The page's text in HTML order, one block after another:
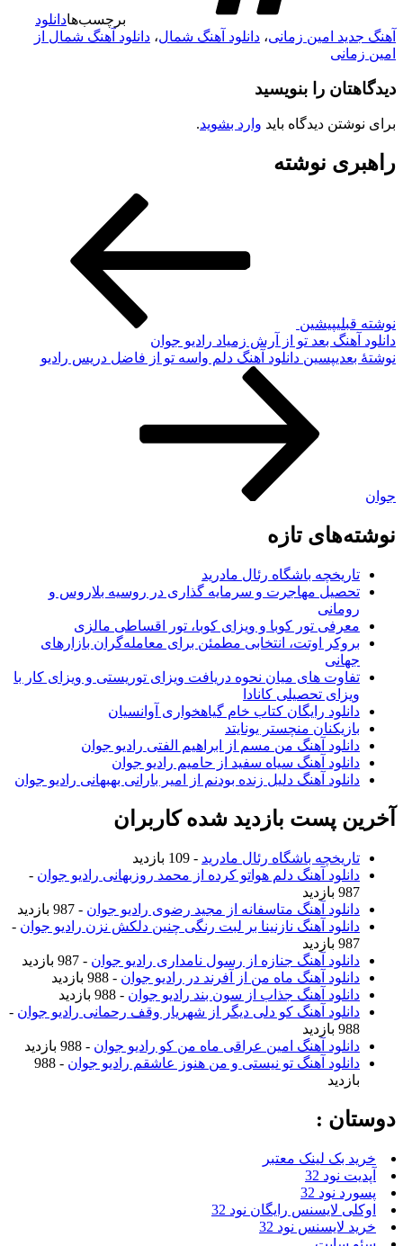
برچسب‌هادانلود
جدید امین زمانی،دانلود آهنگ شمال،دانلود آهنگ شمال از
زمانی
را بنویسید
نوشتن دیدگاه بایدوارد بشوید.
نوشته
قبلیپیشین
آهنگ بعد تو از آرش زمیاد رادیو جوان
بعدیپسین دانلود آهنگ دلم واسه تو از فاضل دریس رادیو
تازه
تاریخچه باشگاه رئال مادرید
تحصیل مهاجرت و سرمایه گذاری در روسیه بلاروس و
رومانی
معرفی تور کوبا و ویزای کوبا، تور اقساطی مالزی
بروکر اوتت، انتخابی مطمئن برای معامله‌گران بازارهای
جهانی
تفاوت های میان نحوه دریافت ویزای توریستی و ویزای کار با
ویزای تحصیلی کانادا
دانلود رایگان کتاب خام گیاهخواری آوانسیان
بازیکنان منچستر یونایتد
دانلود آهنگ من مسم از ابراهیم الفتی رادیو جوان
دانلود آهنگ سیاه سفید از حامیم رادیو جوان
دانلود آهنگ دلیل زنده بودنم از امیر بارانی بهبهانی رادیو جوان
پست بازدید شده کاربران
تاریخچه باشگاه رئال مادرید- 109 بازدید
دانلود آهنگ دلم هواتو کرده از محمد روزبهانی رادیو جوان-
987 بازدید
دانلود آهنگ متاسفانه از مجید رضوی رادیو جوان- 987 بازدید
دانلود آهنگ نازنینا بر لبت رنگی چنین دلکش نزن رادیو جوان-
987 بازدید
دانلود آهنگ جنازه از رسول نامداری رادیو جوان- 987 بازدید
دانلود آهنگ ماه من از آفرند در رادیو جوان- 988 بازدید
دانلود آهنگ جذاب از سون بند رادیو جوان- 988 بازدید
دانلود آهنگ کو دلی دیگر از شهریار وقف رحمانی رادیو جوان-
988 بازدید
دانلود آهنگ امین عراقی ماه من کو رادیو جوان- 988 بازدید
دانلود آهنگ تو نیستی و من هنوز عاشقم رادیو جوان
- 988
بازدید
:
خرید بک لینک معتبر
آپدیت نود 32
پسورد نود 32
اوکلی لایسنس رایگان نود 32
خرید لایسنس نود 32